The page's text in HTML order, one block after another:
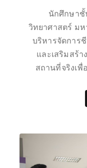
นักศึกษา
วิทยาศาสตร์ ม
บริหารจัดการ
และเสริมสร้
สถานที่จริงเ